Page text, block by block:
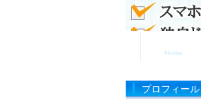
プロフィール
Home